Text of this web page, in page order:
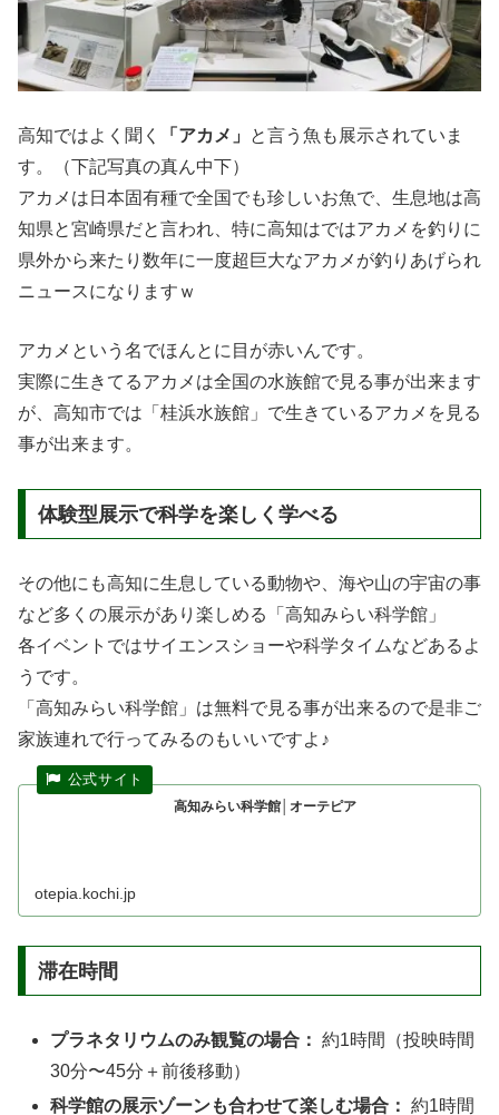
高知ではよく聞く 「アカメ」
と言う魚も展示されていま
す。（下記写真の真ん中下）
アカメは日本固有種で全国でも珍しいお魚で、生息地は高
知県と宮崎県だと言われ、特に高知はではアカメを釣りに
県外から来たり数年に一度超巨大なアカメが釣りあげられ
ニュースになりますｗ
アカメという名でほんとに目が赤いんです。
実際に生きてるアカメは全国の水族館で見る事が出来ます
が、高知市では「桂浜水族館」で生きているアカメを見る
事が出来ます。
体験型展示で科学を楽しく学べる
その他にも高知に生息している動物や、海や山の宇宙の事
など多くの展示があり楽しめる「高知みらい科学館」
各イベントではサイエンスショーや科学タイムなどあるよ
うです。
「高知みらい科学館」は無料で見る事が出来るので是非ご
家族連れで行ってみるのもいいですよ♪
高知みらい科学館│オーテピア
otepia.kochi.jp
滞在時間
プラネタリウムのみ観覧の場合： 約1時間（投映時間
30分〜45分＋前後移動）
科学館の展示ゾーンも合わせて楽しむ場合： 約1時間